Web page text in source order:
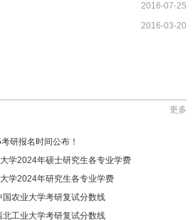
2016-07-25
2016-03-20
更多
研报名时间公布！
学2024年硕士研究生各专业学费
学2024年研究生各专业学费
农业大学考研复试分数线
工业大学考研复试分数线